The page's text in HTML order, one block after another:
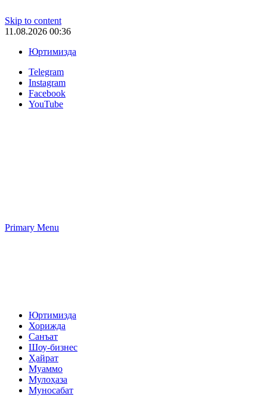
Skip to content
11.08.2026 00:36
Юртимизда
Telegram
Instagram
Facebook
YouTube
Primary Menu
Юртимизда
Хорижда
Санъат
Шоу-бизнес
Ҳайрат
Муаммо
Мулоҳаза
Муносабат